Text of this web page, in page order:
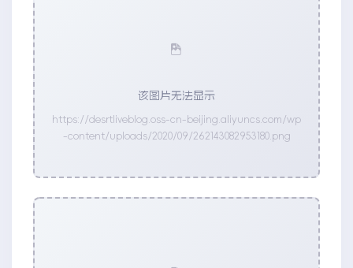
该图片无法显示
https://desrtliveblog.oss-cn-beijing.aliyuncs.com/wp
-content/uploads/2020/09/262143082953180.png